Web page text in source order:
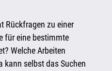
Rückfragen zu einer
für eine bestimmte
Welche Arbeiten
kann selbst das Suchen